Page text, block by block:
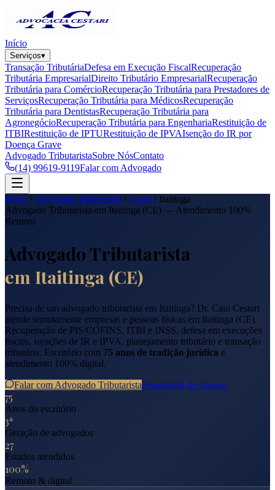
Início
Serviços▾
Transação TributáriaDefesa em Execução FiscalRecuperação
Tributária EmpresarialDireito Tributário EmpresarialRecuperação
Tributária para ComércioRecuperação Tributária para Prestadores de
ServiçosRecuperação Tributária para MédicosRecuperação
Tributária para DentistasRecuperação Tributária para
AgronegócioRecuperação Tributária para EngenhariaRestituição de
ITBIRestituição de IPTURestituição de IPVAIsenção do IR por
Doença Grave
Advogado TributaristaSobre NósContato
(14) 99619-9119Falar com Advogado
Início Advogado Tributarista Ceará
Itaitinga
Advogado Tributarista em Itaitinga (CE) — Atendimento 100%
Remoto
Advogado Tributarista
em Itaitinga (CE)
Precisa de um advogado tributarista em Itaitinga? Dr. Caio Cestari
atende remotamente empresas e pessoas físicas em Itaitinga (CE).
Recuperação de PIS/COFINS, ITBI e INSS, defesa em execuções
fiscais, isenções de IR e IPVA, planejamento tributário e transação
tributária. Escritório com 75 anos de tradição jurídica e
atendimento 100% digital.
Falar com Advogado TributaristaFormulário de contato
75
Anos do escritório
3ª
Geração de advogados
27
Estados atendidos
100%
Remoto & digital